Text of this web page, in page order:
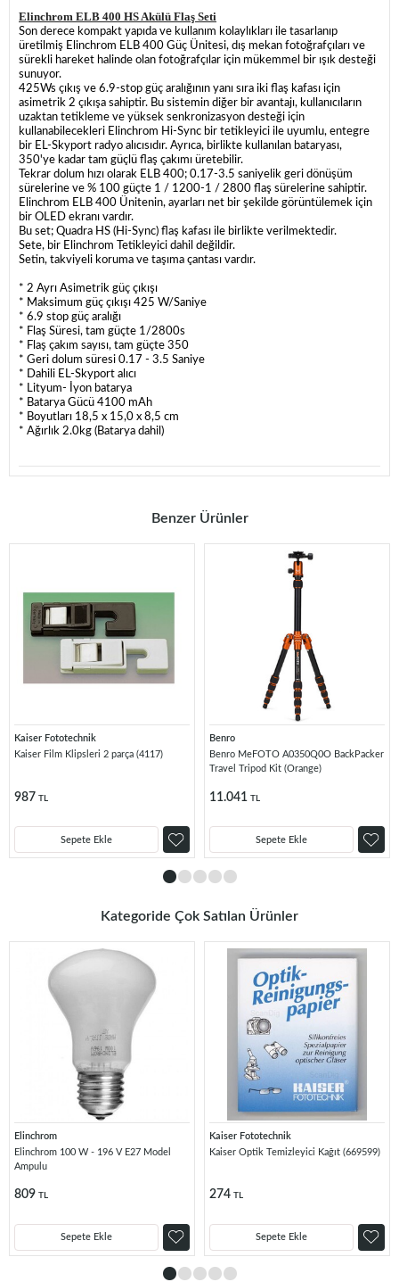
Elinchrom ELB 400 HS Akülü Flaş Seti
Son derece kompakt yapıda ve kullanım kolaylıkları ile tasarlanıp
üretilmiş Elinchrom ELB 400 Güç Ünitesi, dış mekan fotoğrafçıları ve
sürekli hareket halinde olan fotoğrafçılar için mükemmel bir ışık desteği
sunuyor.
425Ws çıkış ve 6.9-stop güç aralığının yanı sıra iki flaş kafası için
asimetrik 2 çıkışa sahiptir. Bu sistemin diğer bir avantajı, kullanıcıların
uzaktan tetikleme ve yüksek senkronizasyon desteği için
kullanabilecekleri Elinchrom Hi-Sync bir tetikleyici ile uyumlu, entegre
bir EL-Skyport radyo alıcısıdır. Ayrıca, birlikte kullanılan bataryası,
350'ye kadar tam güçlü flaş çakımı üretebilir.
Tekrar dolum hızı olarak ELB 400; 0.17-3.5 saniyelik geri dönüşüm
sürelerine ve % 100 güçte 1 / 1200-1 / 2800 flaş sürelerine sahiptir.
Elinchrom ELB 400 Ünitenin, ayarları net bir şekilde görüntülemek için
bir OLED ekranı vardır.
Bu set; Quadra HS (Hi-Sync) flaş kafası ile birlikte verilmektedir.
Sete, bir Elinchrom Tetikleyici dahil değildir.
Setin, takviyeli koruma ve taşıma çantası vardır.
* 2 Ayrı Asimetrik güç çıkışı
* Maksimum güç çıkışı 425 W/Saniye
* 6.9 stop güç aralığı
* Flaş Süresi, tam güçte 1/2800s
* Flaş çakım sayısı, tam güçte 350
* Geri dolum süresi 0.17 - 3.5 Saniye
* Dahili EL-Skyport alıcı
* Lityum- İyon batarya
* Batarya Gücü 4100 mAh
* Boyutları 18,5 x 15,0 x 8,5 cm
* Ağırlık 2.0kg (Batarya dahil)
Benzer Ürünler
Kaiser Fototechnik
Kaiser Film Klipsleri 2 parça (4117)
987 TL
Sepete Ekle
Benro
Benro MeFOTO A0350Q0O BackPacker
Travel Tripod Kit (Orange)
11.041 TL
Sepete Ekle
Kategoride Çok Satılan Ürünler
Elinchrom
Elinchrom 100 W - 196 V E27 Model
Ampulu
809 TL
Sepete Ekle
Kaiser Fototechnik
Kaiser Optik Temizleyici Kağıt (669599)
274 TL
Sepete Ekle